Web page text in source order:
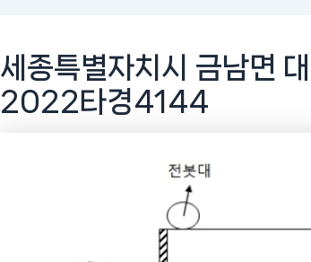
세종특별자치시 금남면
2022타경4144